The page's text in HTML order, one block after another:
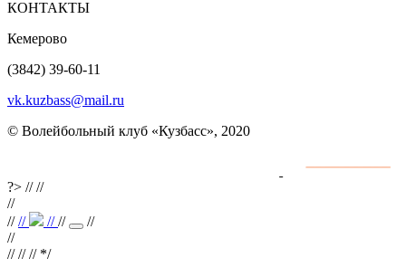
КОНТАКТЫ
Кемерово
(3842) 39-60-11
vk.kuzbass@mail.ru
© Волейбольный клуб «Кузбасс», 2020
?> ////
//
//// ////
//
//
//// // */